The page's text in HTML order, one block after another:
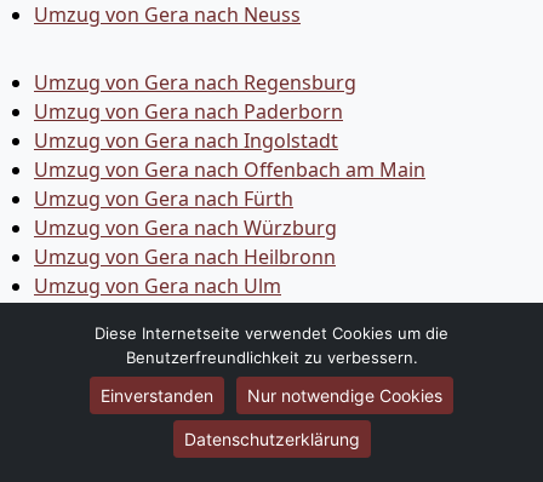
Umzug von Gera nach Neuss
Umzug von Gera nach Regensburg
Umzug von Gera nach Paderborn
Umzug von Gera nach Ingolstadt
Umzug von Gera nach Offenbach am Main
Umzug von Gera nach Fürth
Umzug von Gera nach Würzburg
Umzug von Gera nach Heilbronn
Umzug von Gera nach Ulm
Umzug von Gera nach Wolfsburg
Umzug von Gera nach Bottrop
Umzug von Gera nach Göttingen
Umzug von Gera nach Reutlingen
Umzug von Gera nach Bremer­haven
Diese Internetseite verwendet Cookies um die
Benutzerfreundlichkeit zu verbessern.
Einverstanden Nur notwendige Cookies
Datenschutzerklärung